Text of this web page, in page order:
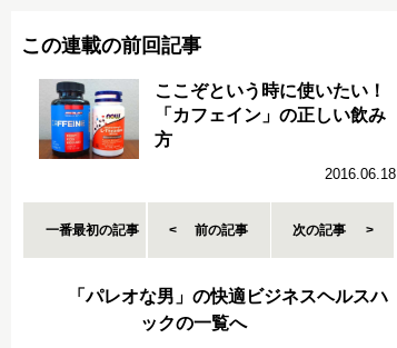
この連載の前回記事
ここぞという時に使いたい！
「カフェイン」の正しい飲み
方
2016.06.18
一番最初の記事 前の記事 次の記事
「パレオな男」の快適ビジネスヘルスハ
ックの一覧へ